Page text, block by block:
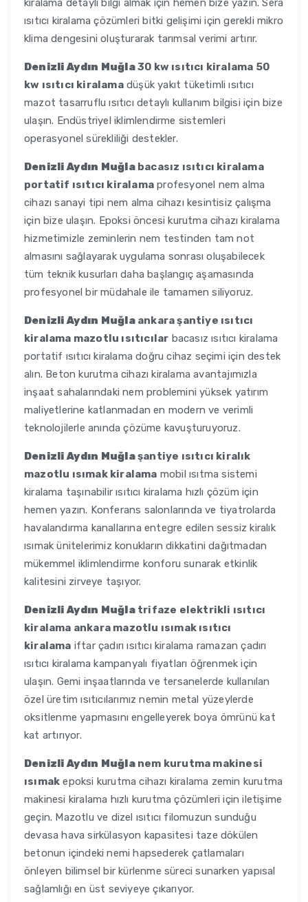
kiralama detaylı bilgi almak için hemen bize yazın. Sera
ısıtıcı kiralama çözümleri bitki gelişimi için gerekli mikro
klima dengesini oluşturarak tarımsal verimi artırır.
Denizli Aydın Muğla30 kw ısıtıcı kiralama 50
kw ısıtıcı kiralamadüşük yakıt tüketimli ısıtıcı
mazot tasarruflu ısıtıcı detaylı kullanım bilgisi için bize
ulaşın. Endüstriyel iklimlendirme sistemleri
operasyonel sürekliliği destekler.
Denizli Aydın Muğlabacasız ısıtıcı kiralama
portatif ısıtıcı kiralama profesyonel nem alma
cihazı sanayi tipi nem alma cihazı kesintisiz çalışma
için bize ulaşın. Epoksi öncesi kurutma cihazı kiralama
hizmetimizle zeminlerin nem testinden tam not
almasını sağlayarak uygulama sonrası oluşabilecek
tüm teknik kusurları daha başlangıç aşamasında
profesyonel bir müdahale ile tamamen siliyoruz.
Denizli Aydın Muğlaankara şantiye ısıtıcı
kiralama mazotlu ısıtıcılar bacasız ısıtıcı kiralama
portatif ısıtıcı kiralama doğru cihaz seçimi için destek
alın. Beton kurutma cihazı kiralama avantajımızla
inşaat sahalarındaki nem problemini yüksek yatırım
maliyetlerine katlanmadan en modern ve verimli
teknolojilerle anında çözüme kavuşturuyoruz.
Denizli Aydın Muğlaşantiye ısıtıcı kiralık
mazotlu ısımak kiralama mobil ısıtma sistemi
kiralama taşınabilir ısıtıcı kiralama hızlı çözüm için
hemen yazın. Konferans salonlarında ve tiyatrolarda
havalandırma kanallarına entegre edilen sessiz kiralık
ısımak ünitelerimiz konukların dikkatini dağıtmadan
mükemmel iklimlendirme konforu sunarak etkinlik
kalitesini zirveye taşıyor.
Denizli Aydın Muğlatrifaze elektrikli ısıtıcı
kiralama ankara mazotlu ısımak ısıtıcı
kiralama iftar çadırı ısıtıcı kiralama ramazan çadırı
ısıtıcı kiralama kampanyalı fiyatları öğrenmek için
ulaşın. Gemi inşaatlarında ve tersanelerde kullanılan
özel üretim ısıtıcılarımız nemin metal yüzeylerde
oksitlenme yapmasını engelleyerek boya ömrünü kat
kat artırıyor.
Denizli Aydın Muğlanem kurutma makinesi
ısımak epoksi kurutma cihazı kiralama zemin kurutma
makinesi kiralama hızlı kurutma çözümleri için iletişime
geçin. Mazotlu ve dizel ısıtıcı filomuzun sunduğu
devasa hava sirkülasyon kapasitesi taze dökülen
betonun içindeki nemi hapsederek çatlamaları
önleyen bilimsel bir kürlenme süreci sunarken yapısal
sağlamlığı en üst seviyeye çıkarıyor.